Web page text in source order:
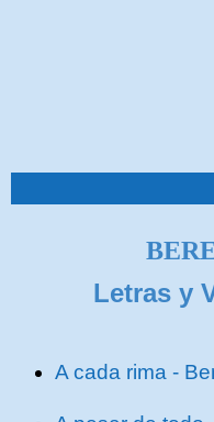
Letras y
A cada rima -